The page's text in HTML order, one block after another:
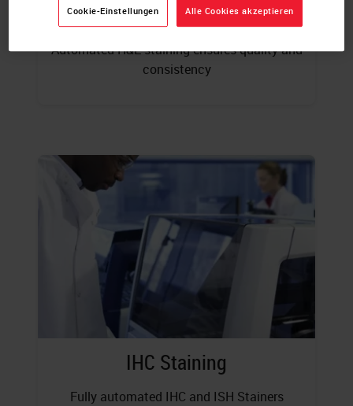
Routine Staining
Automated H&E staining ensures quality and
consistency
IHC Staining
Fully automated IHC and ISH Stainers
Cookie-Einstellungen Alle Cookies akzeptieren